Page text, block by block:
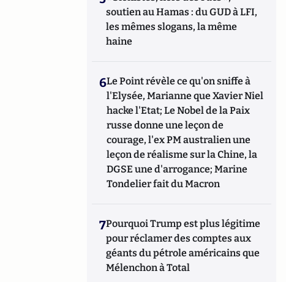
soutien au Hamas : du GUD à LFI,
les mêmes slogans, la même
haine
6Le Point révèle ce qu'on sniffe à
l'Elysée, Marianne que Xavier Niel
hacke l'Etat; Le Nobel de la Paix
russe donne une leçon de
courage, l'ex PM australien une
leçon de réalisme sur la Chine, la
DGSE une d'arrogance; Marine
Tondelier fait du Macron
7Pourquoi Trump est plus légitime
pour réclamer des comptes aux
géants du pétrole américains que
Mélenchon à Total